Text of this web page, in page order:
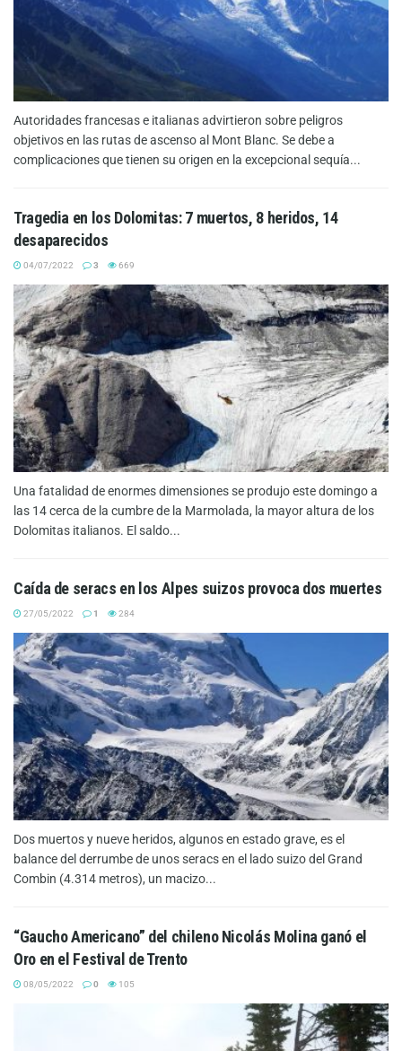
Autoridades francesas e italianas advirtieron sobre peligros
objetivos en las rutas de ascenso al Mont Blanc. Se debe a
complicaciones que tienen su origen en la excepcional sequía...
Tragedia en los Dolomitas: 7 muertos, 8 heridos, 14
desaparecidos
04/07/2022 3 669
Una fatalidad de enormes dimensiones se produjo este domingo a
las 14 cerca de la cumbre de la Marmolada, la mayor altura de los
Dolomitas italianos. El saldo...
Caída de seracs en los Alpes suizos provoca dos muertes
27/05/2022 1 284
Dos muertos y nueve heridos, algunos en estado grave, es el
balance del derrumbe de unos seracs en el lado suizo del Grand
Combin (4.314 metros), un macizo...
“Gaucho Americano” del chileno Nicolás Molina ganó el
Oro en el Festival de Trento
08/05/2022 0 105